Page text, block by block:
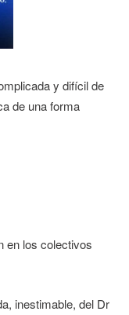
y difícil de
de una forma
en los colectivos
inestimable, del Dr